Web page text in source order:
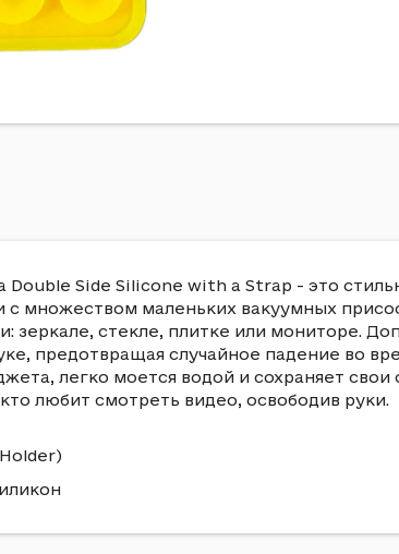
Side Silicone with a Strap - это
множеством маленьких вакуумных
зеркале, стекле, плитке или мониторе.
предотвращая случайное падение во
легко моется водой и сохраняет
любит смотреть видео, освободив руки.